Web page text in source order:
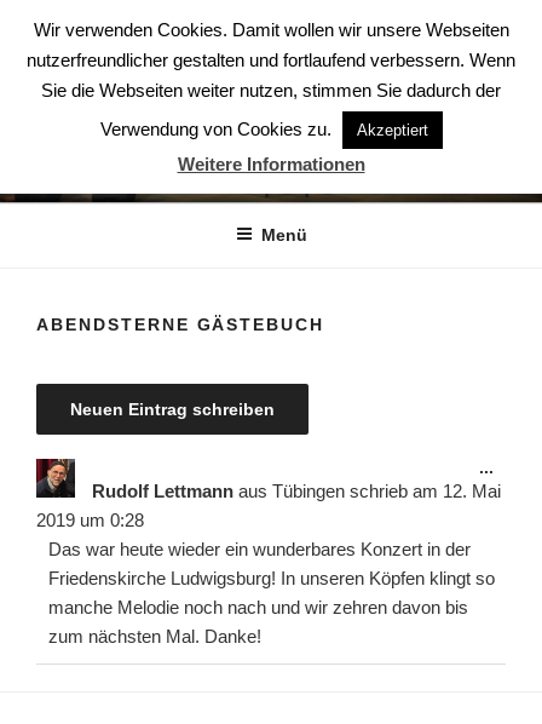
Inhalt
springen
ABENDSTERNE – DER CHOR
Der Chor aus Ludwigsburg
Menü
ABENDSTERNE GÄSTEBUCH
Rudolf Lettmann aus Tübingen schrieb am 12. Mai
2019 um 0:28
Das war heute wieder ein wunderbares Konzert in der
Friedenskirche Ludwigsburg! In unseren Köpfen klingt so
manche Melodie noch nach und wir zehren davon bis
zum nächsten Mal. Danke!
...
ein-/
Wir verwenden Cookies. Damit wollen wir unsere Webseiten
nutzerfreundlicher gestalten und fortlaufend verbessern. Wenn
Sie die Webseiten weiter nutzen, stimmen Sie dadurch der
Verwendung von Cookies zu.
Akzeptiert
Weitere Informationen